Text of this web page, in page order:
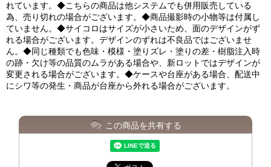
れています。◆こちらの商品は他システムでも併用販売している
為、売り切れの場合がございます。◆商品撮影時の小物等は付属し
ていません。◆サイコロはサイズが小さいため、面のデザインがず
れる場合がございます。デザインのずれは不良品ではございませ
ん。◆同じ種類でも色味・模様・塗りズレ・塗りの差・樹脂注入時
の跡・欠け等の品質のムラがある場合や、新ロットではデザインが
変更される場合がございます。◆ケースや台座がある場合、配送中
にシワ等の発生・商品が台座から外れる場合がございます。
この商品を共有する